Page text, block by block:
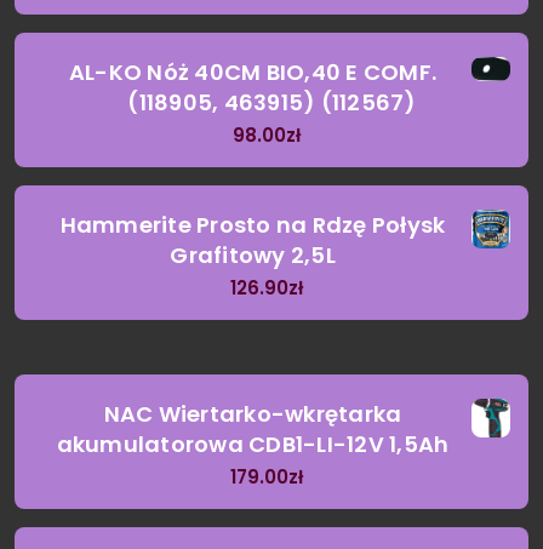
AL-KO Nóż 40CM BIO,40 E COMF.
(118905, 463915) (112567)
98.00zł
Hammerite Prosto na Rdzę Połysk
Grafitowy 2,5L
126.90zł
NAC Wiertarko-wkrętarka
akumulatorowa CDB1-LI-12V 1,5Ah
179.00zł